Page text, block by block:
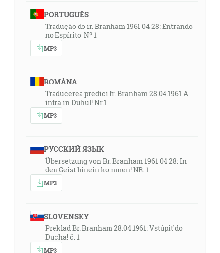
PORTUGUÊS
Tradução do ir. Branham 1961 04 28: Entrando
no Espírito! Nº 1
MP3
ROMÂNA
Traducerea predici fr. Branham 28.04.1961 A
intra in Duhul! Nr.1
MP3
РУССКИЙ ЯЗЫК
Übersetzung von Br. Branham 1961 04 28: In
den Geist hinein kommen! NR. 1
MP3
SLOVENSKY
Preklad Br. Branham 28.04.1961: Vstúpiť do
Ducha! č. 1
MP3